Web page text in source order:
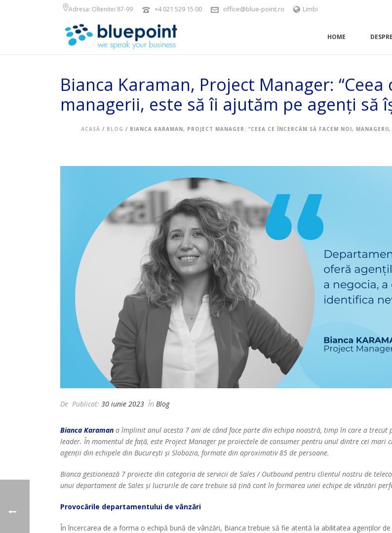
Adresa: Oltenitei 87-99 +4 021 529 15 00 office@blue-point.ro Limbi
HOME
Bianca Karaman, Project Manager:
managerii, este să îi ajutăm pe agenți să
ACASĂ / BLOG / BIANCA KARAMAN, PROJECT MANAGER: “CEEA CE ÎNCERCĂM SĂ FACEM NOI,
De Publicat: 30 iunie 2023 În Blog
Bianca Karaman a împlinit anul acesta 7 ani de când face parte din echipa noastră, timp în care a
leader. În momentul de față, este Project Manager pe proiectele de consumer pentru unul dintre cei
agenții din echipele din București și Slobozia, formate din aproximativ 85 de persoane.
Bianca gestionează 7 proiecte din categoria de servicii de Sales / Outbound pentru clientul nostru de
unui departament de Sales și lucrurile de care trebuie să țină cont în formarea unei echipe de vânzări
Provocările departamentului de vânzări
În încercarea de a forma o echipă bună de vânzări, Bianca trebuie să fie atentă la abilitatea agenților